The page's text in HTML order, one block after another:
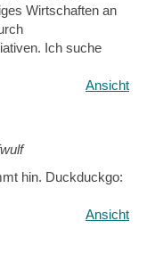
Wirtschaften an
Ich suche
Ansicht
hin. Duckduckgo:
Ansicht